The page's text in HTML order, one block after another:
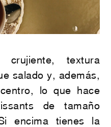
crujiente, textura
salado y, además,
lo que hace
de tamaño
encima tienes la